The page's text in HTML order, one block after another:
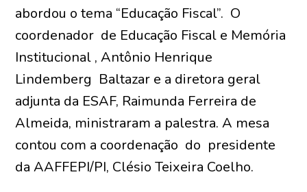
abordou o tema “Educação Fiscal”. O
coordenador de Educação Fiscal e Memória
Institucional , Antônio Henrique
Lindemberg Baltazar e a diretora geral
adjunta da ESAF, Raimunda Ferreira de
Almeida, ministraram a palestra. A mesa
contou com a coordenação do presidente
da AAFFEPI/PI, Clésio Teixeira Coelho.